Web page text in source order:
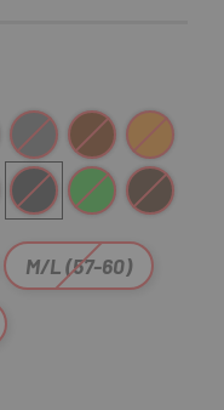
Gris MarronMarron-Orange
Foncé
Vert Citron Vert
Blanc-Marron
M/L (57-60)